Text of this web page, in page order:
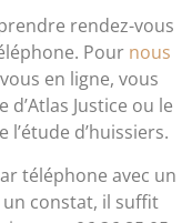
rendez-vous
Pour nous
en ligne, vous
Justice ou le
d’huissiers.
téléphone avec un
constat, il suffit